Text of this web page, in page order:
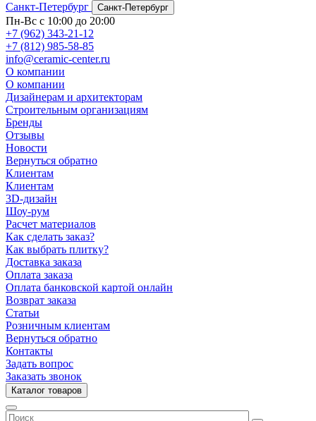
Санкт-Петербург
Санкт-Петербург
Пн-Вс с 10:00 до 20:00
+7 (962) 343-21-12
+7 (812) 985-58-85
info@ceramic-center.ru
О компании
О компании
Дизайнерам и архитекторам
Строительным организациям
Бренды
Отзывы
Новости
Вернуться обратно
Клиентам
Клиентам
3D-дизайн
Шоу-рум
Расчет материалов
Как сделать заказ?
Как выбрать плитку?
Доставка заказа
Оплата заказа
Оплата банковской картой онлайн
Возврат заказа
Статьи
Розничным клиентам
Вернуться обратно
Контакты
Задать вопрос
Заказать звонок
Каталог товаров